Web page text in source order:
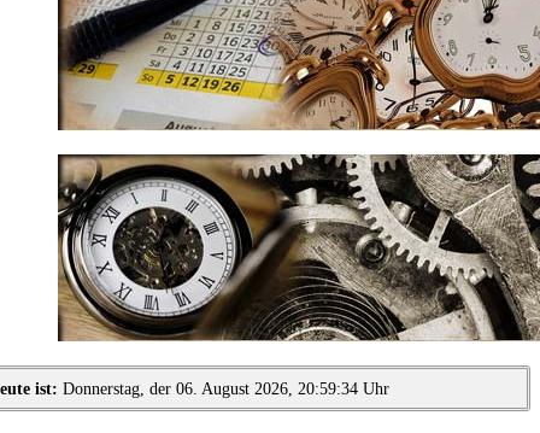
ist: Donnerstag, der 06. August 2026, 20:59:34 Uhr